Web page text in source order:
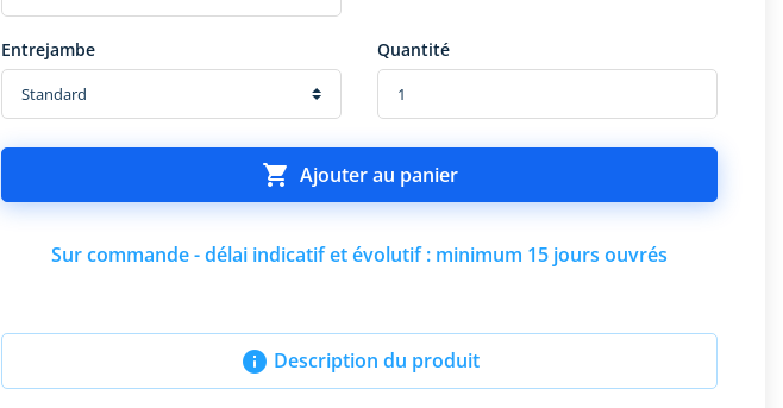
Entrejambe Quantité
 Ajouter au panier
Sur commande - délai indicatif et évolutif : minimum 15 jours ouvrés
 Description du produit